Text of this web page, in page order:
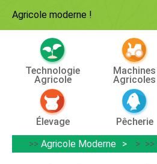
Agricole moderne !
Technologie
Agricole
Machines
Agricoles
Élevage Pêcherie
>> Agricole Moderne > >>